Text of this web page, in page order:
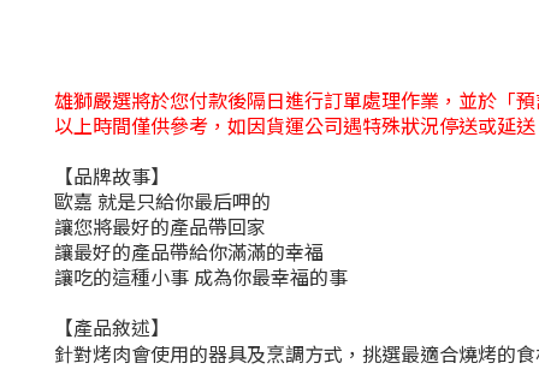
雄獅嚴選將於您付款後隔日進行訂單處理作業，並於「
以上時間僅供參考，如因貨運公司遇特殊狀況停送或延
【品牌故事】
歐嘉 就是只給你最后呷的
讓您將最好的產品帶回家
讓最好的產品帶給你滿滿的幸福
讓吃的這種小事 成為你最幸福的事
【產品敘述】
針對烤肉會使用的器具及烹調方式，挑選最適合燒烤的